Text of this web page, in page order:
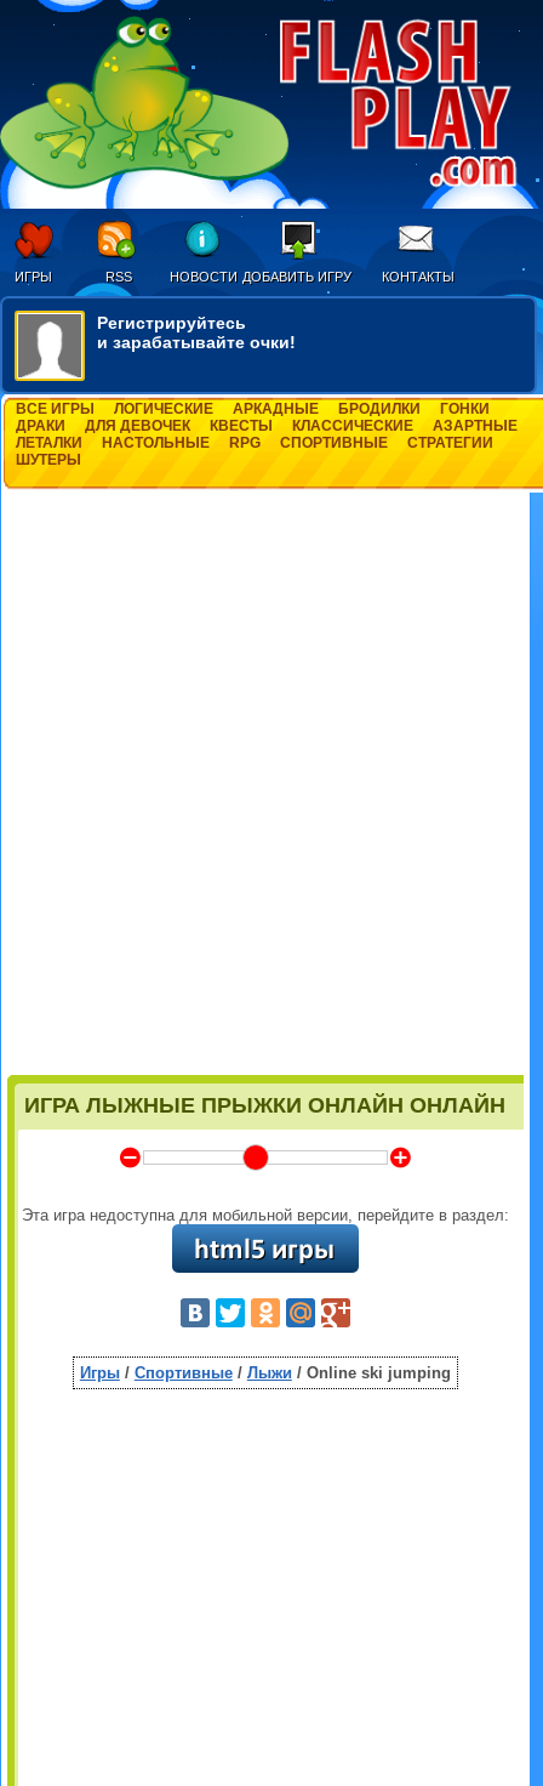
ИГРЫ RSS НОВОСТИ ДОБАВИТЬ ИГРУ КОНТАКТЫ
Регистрируйтесь
и зарабатывайте очки!
ВСЕ ИГРЫ ЛОГИЧЕСКИЕ АРКАДНЫЕ БРОДИЛКИ
ГОНКИ
ДРАКИ
ДЛЯ ДЕВОЧЕК КВЕСТЫ КЛАССИЧЕСКИЕ
АЗАРТНЫЕ
ЛЕТАЛКИ
НАСТОЛЬНЫЕ RPG СПОРТИВНЫЕ
СТРАТЕГИИ
ШУТЕРЫ
ИГРА ЛЫЖНЫЕ ПРЫЖКИ ОНЛАЙН ОНЛАЙН
Y Z
Эта игра недоступна для мобильной версии, перейдите в раздел:
Игры/ Спортивные/ Лыжи / Online ski jumping